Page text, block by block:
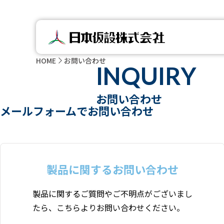
HOME お問い合わせ
INQUIRY
お問い合わせ
メールフォームでお問い合わせ
製品に関するお問い合わせ
製品に関するご質問やご不明点がございまし
たら、こちらよりお問い合わせください。